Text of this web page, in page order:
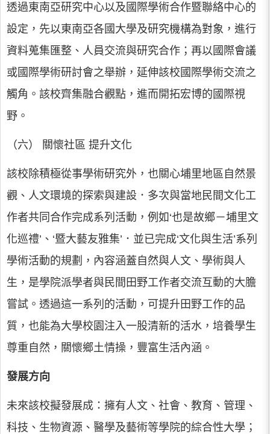
透過東南亞研究中心以及國際學術合作暨聯絡中心的
設定，先以東南亞各國大學及研究機構為對象，進行
資料蒐集匯整、人員交流與研究合作；再以國際會議
或國際學術研討會之舉辦，延伸該校國際學術交流之
觸角。該校齊集融合觀點，進而開拓宏博的國際視
野。
（六） 關懷社區 提升文化
該校除積極從事學術研究外，也關心埔里地區自然景
觀、人文環境的探索與建設．多次與當地民間文化工
作者共同合作完成系列活動，例如‘也是故鄉－埔里文
化巡禮’、‘暨大藝友雅集’．並已完成‘文化與生活’系列
學術活動的規劃，內容涵蓋自然與人文、學術與人
生，是學院派學者與民間田野工作者交流互動的大膽
嘗試。透過這一系列的活動，可提升田野工作的品
質，也能為大學校園注入一股清新的活水，培養學生
尊重自然，關懷鄉土情操，豐富生活內涵。
發展方向
未來該校擬發展成：擁有人文、社會、教育、管理、
科技、生物資源、醫學及藝術等學院的綜合性大學；